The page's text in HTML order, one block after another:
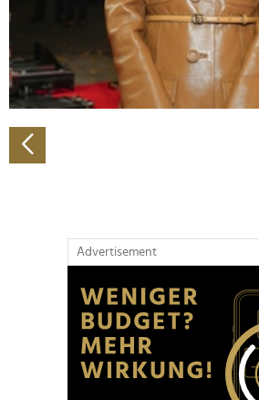
Verwendung unserer Website an
soziale Medien, Werbung und
Partner führen diese Informationen
weiteren Daten zusammen, die Sie
haben oder die sie im Rahmen Ihrer
gesammelt haben.
Advertisement